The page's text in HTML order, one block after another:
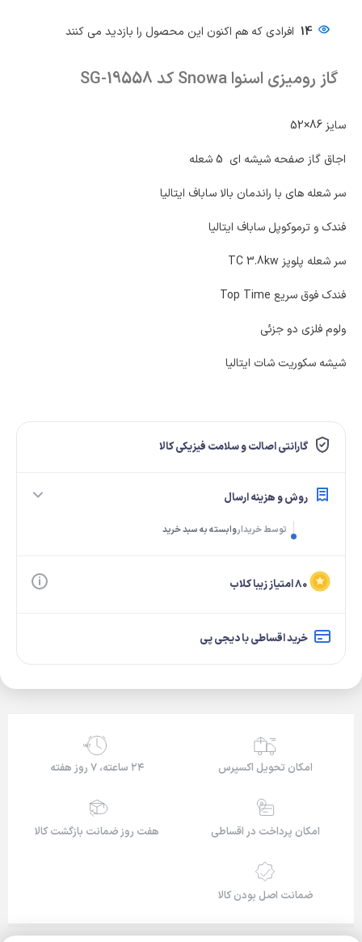
14 افرادی که هم اکنون این محصول را بازدید می کنند
گاز رومیزی اسنوا Snowa کد SG-19558
سایز 86×52
اجاق گاز صفحه شیشه ای 5 شعله
سر شعله های با راندمان بالا ساباف ایتالیا
فندک و ترموکوپل ساباف ایتالیا
سر شعله پلوپز TC 3.8kw
فندک فوق سریع Top Time
ولوم فلزی دو جزئی
شیشه سکوریت شات ایتالیا
گارانتی اصالت و سلامت فیزیکی کالا
روش و هزینه ارسال
توسط خریداروابسته به سبد خرید
۸۰ امتیاز زیبا کلاب
خرید اقساطی با دیجی پی
امکان تحویل اکسپرس
24/7
۲۴ ساعته، ۷ روز هفته
امکان پرداخت در اقساطی هفت روز ضمانت بازگشت کالا
ضمانت اصل بودن کالا